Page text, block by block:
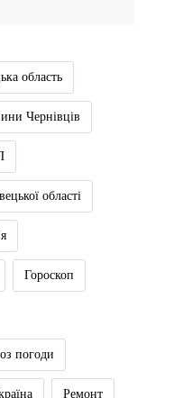
область
Чернівців
області
Гороскоп
погоди
Ремонт